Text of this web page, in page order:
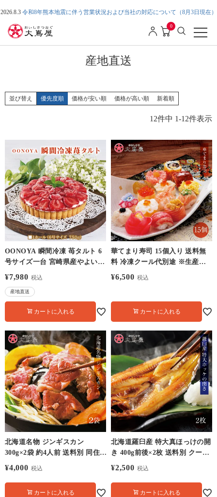
2026.8.3 令和8年熊本地震に伴う営業状況および当社の対応について（8月3日現在）
0
産地直送
並び替え 優先度順 価格が安い順 価格が高い順 新着順
12件中 1-12件表示
OONOYA 瞬間冷凍 苺タルト 6
号サイズ一台 宮崎県産やよいひ
め使用 送料無料 クール代別途
¥7,980 税込
産地直送
カートに入れる
華てまり寿司 15個入り 送料無
料 冷凍クール代別途 ※生産地
直送のため大嶌屋冷凍商品同梱
¥6,500 税込
カートに入れる
北海道名物 ジンギスカン
300g×2袋 約4人前 送料別 同住
所に2セット以上で送料無料
¥4,000 税込
カートに入れる
北海道羅臼産 特大真ほっけの開
き 400g前後×2枚 送料別 クール
代別 ホッケ
¥2,500 税込
カートに入れる